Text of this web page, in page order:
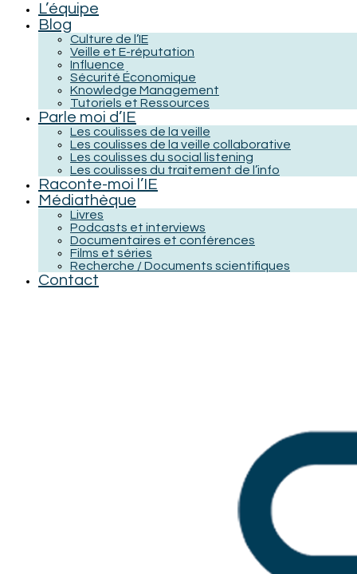
L’équipe
Blog
Culture de l’IE
Veille et E-réputation
Influence
Sécurité Économique
Knowledge Management
Tutoriels et Ressources
Parle moi d’IE
Les coulisses de la veille
Les coulisses de la veille collaborative
Les coulisses du social listening
Les coulisses du traitement de l’info
Raconte-moi l’IE
Médiathèque
Livres
Podcasts et interviews
Documentaires et conférences
Films et séries
Recherche / Documents scientifiques
Contact